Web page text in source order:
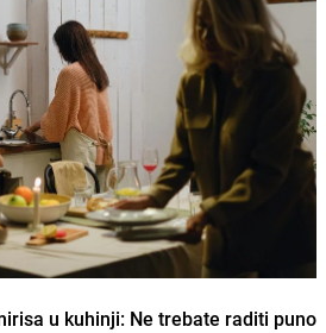
u kuhinji: Ne trebate raditi puno